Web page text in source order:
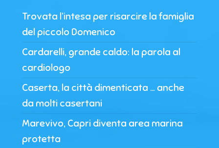
Trovata l’intesa per risarcire la famiglia
del piccolo Domenico
Cardarelli, grande caldo: la parola al
cardiologo
Caserta, la città dimenticata … anche
da molti casertani
Marevivo, Capri diventa area marina
protetta